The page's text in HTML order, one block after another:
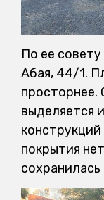
По ее
Абая, 44/1.
просторнее.
выделяется
конструкций
покрытия
сохранилась